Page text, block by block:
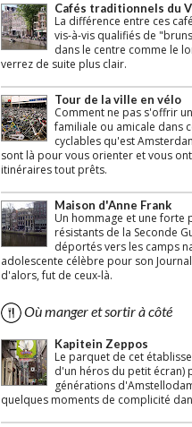
Cafés traditionnels du
La différence entre ces
vis-à-vis qualifiés de
dans le centre comme le
verrez de suite plus clair.
Tour de la ville en vélo
Comment ne pas s'offrir
familiale ou amicale dans
cyclables qu'est
sont là pour vous orienter et vous
itinéraires tout prêts.
Maison d'Anne Frank
Un hommage et une forte
résistants de la Seconde
déportés vers les camps
adolescente célèbre pour son
d'alors, fut de ceux-là.
Où manger et sortir à côté
Kapitein Zeppos
Le parquet de cet
d'un héros du petit écran)
générations
quelques moments de complicité